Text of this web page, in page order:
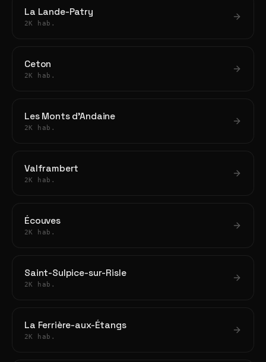
La Lande-Patry
2K hab.
Ceton
2K hab.
Les Monts d'Andaine
2K hab.
Valframbert
2K hab.
Écouves
2K hab.
Saint-Sulpice-sur-Risle
2K hab.
La Ferrière-aux-Étangs
2K hab.